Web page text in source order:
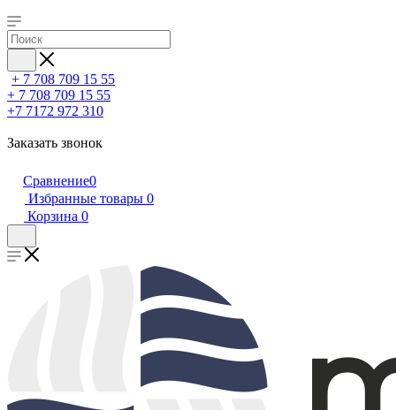
+ 7 708 709 15 55
+ 7 708 709 15 55
+7 7172 972 310
Заказать звонок
Сравнение0
Избранные товары 0
Корзина 0